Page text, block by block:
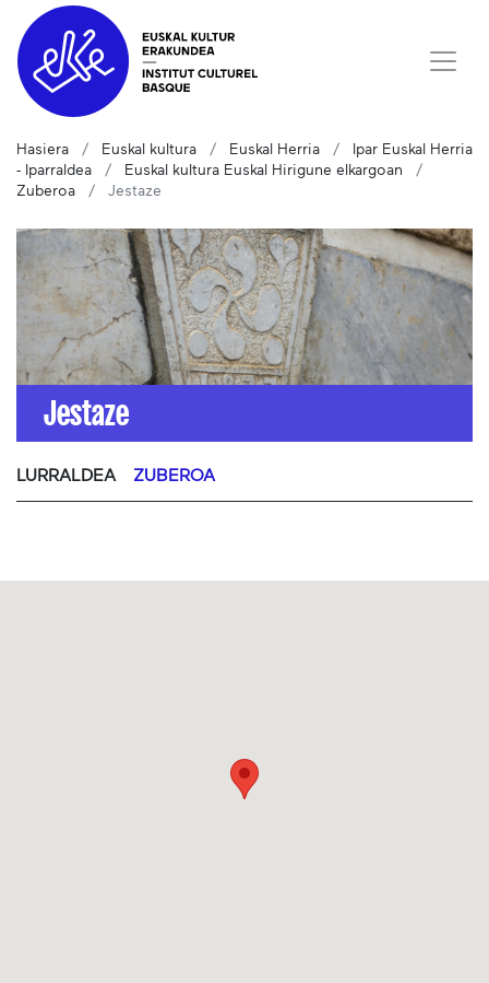
Hasiera Euskal kultura Euskal Herria
Ipar Euskal Herria
- Iparraldea
Euskal kultura Euskal Hirigune elkargoan
Zuberoa
Jestaze
Jestaze
LURRALDEA ZUBEROA